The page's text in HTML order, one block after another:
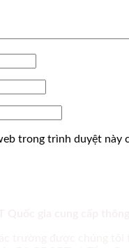
trong trình duyệt này